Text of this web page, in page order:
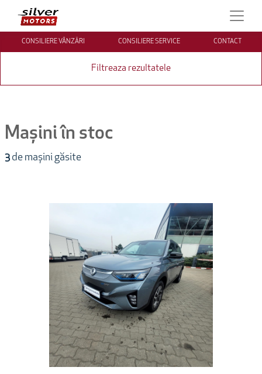
CONSILIERE VÂNZĂRI CONSILIERE SERVICE CONTACT
Filtreaza rezultatele
Mașini în stoc
3 de mașini găsite